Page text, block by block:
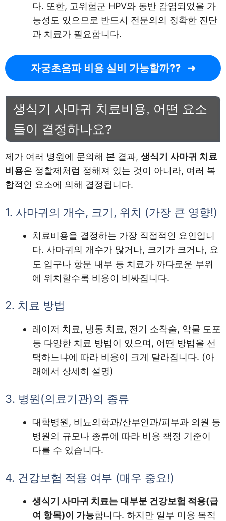
다. 또한, 고위험군 HPV와 동반 감염되었을 가
능성도 있으므로 반드시 전문의의 정확한 진단
과 치료가 필요합니다.
자궁초음파 비용 실비 가능할까??
생식기 사마귀 치료비용, 어떤 요소
들이 결정하나요?
제가 여러 병원에 문의해 본 결과, 생식기 사마귀 치료
비용은 정찰제처럼 정해져 있는 것이 아니라, 여러 복
합적인 요소에 의해 결정됩니다.
1. 사마귀의 개수, 크기, 위치 (가장 큰 영향!)
치료비용을 결정하는 가장 직접적인 요인입니
다. 사마귀의 개수가 많거나, 크기가 크거나, 요
도 입구나 항문 내부 등 치료가 까다로운 부위
에 위치할수록 비용이 비싸집니다.
2. 치료 방법
레이저 치료, 냉동 치료, 전기 소작술, 약물 도포
등 다양한 치료 방법이 있으며, 어떤 방법을 선
택하느냐에 따라 비용이 크게 달라집니다. (아
래에서 상세히 설명)
3. 병원(의료기관)의 종류
대학병원, 비뇨의학과/산부인과/피부과 의원 등
병원의 규모나 종류에 따라 비용 책정 기준이
다를 수 있습니다.
4. 건강보험 적용 여부 (매우 중요!)
생식기 사마귀 치료는 대부분 건강보험 적용(급
여 항목)이 가능합니다. 하지만 일부 미용 목적